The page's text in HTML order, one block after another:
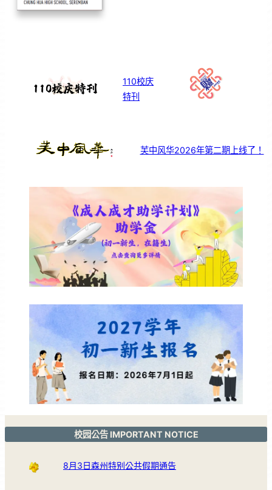
110校庆
特刊
芙中风华2026年第二期上线了！
校园公告 IMPORTANT NOTICE
8月3日森州特别公共假期通告